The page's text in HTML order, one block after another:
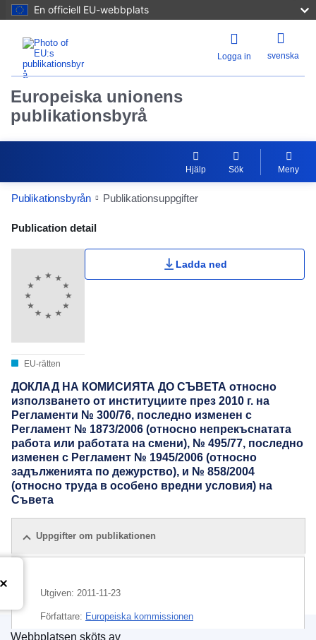
En officiell EU-webbplats
Logga in svenska
Europeiska unionens
publikationsbyrå
Hjälp Sök Meny
Publikationsbyrån Publikationsuppgifter
Publication Detail Actions Portlet
Publication detail
EU-rätten
Ladda ned
ДОКЛАД НА КОМИСИЯТА ДО СЪВЕТА относно
използването от институциите през 2010 г. на
Регламенти № 300/76, последно изменен с
Регламент № 1873/2006 (относно непрекъснатата
работа или работата на смени), № 495/77, последно
изменен с Регламент № 1945/2006 (относно
задълженията по дежурство), и № 858/2004
(относно труда в особено вредни условия) на
Съвета
Uppgifter om publikationen
Utgiven: 2011-11-23
Författare: Europeiska kommissionen
Webbplatsen sköts av